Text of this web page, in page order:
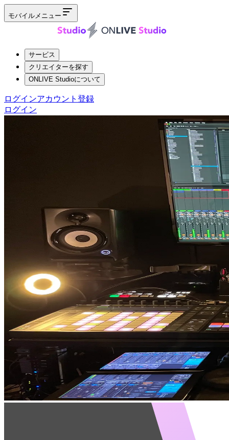
モバイルメニュー
サービス
クリエイターを探す
ONLIVE Studioについて
ログインアカウント登録
ログイン